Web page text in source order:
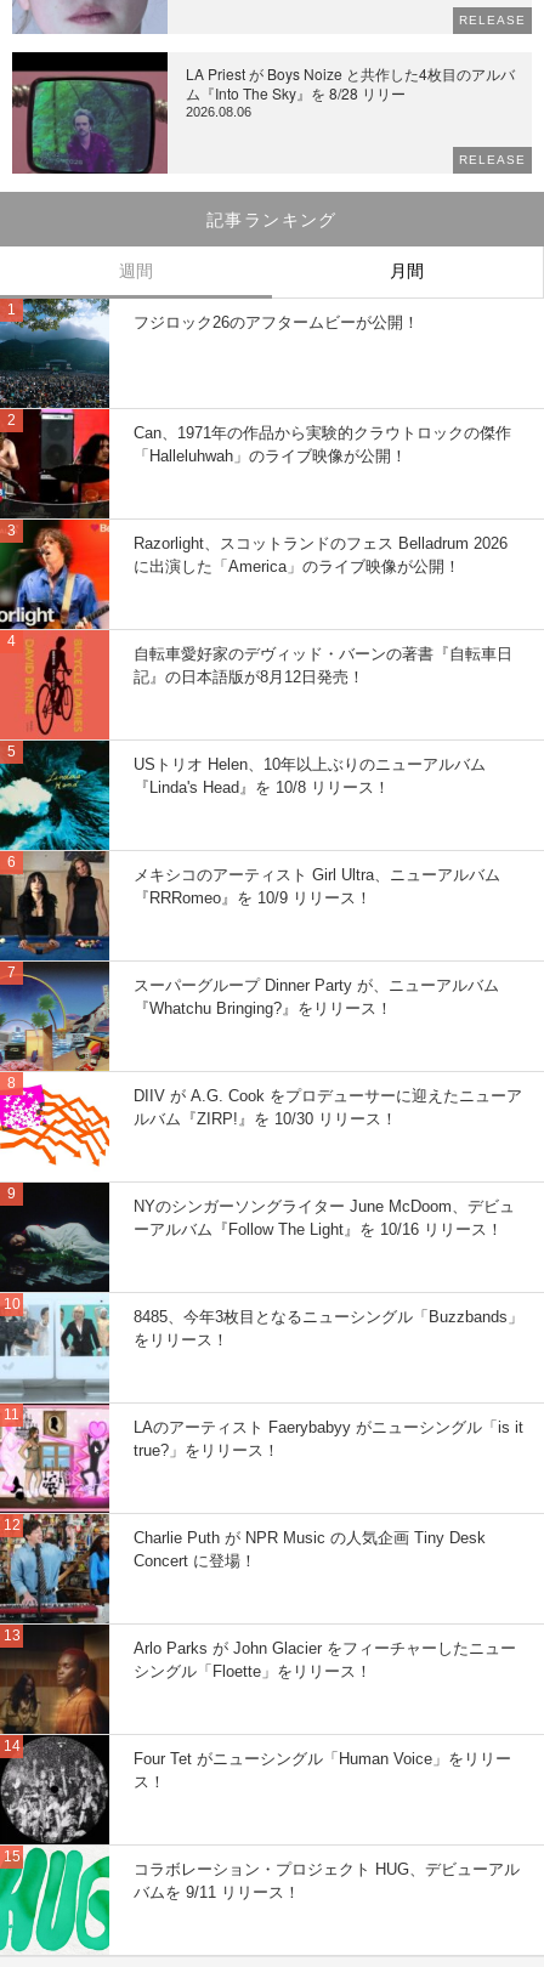
RELEASE
LA Priest が Boys Noize と共作した4枚目のアルバ
ム『Into The Sky』を 8/28 リリー
2026.08.06
RELEASE
記事ランキング
週間 月間
フジロック26のアフタームビーが公開！
Can、1971年の作品から実験的クラウトロックの傑作
「Halleluhwah」のライブ映像が公開！
Razorlight、スコットランドのフェス Belladrum 2026
に出演した「America」のライブ映像が公開！
自転車愛好家のデヴィッド・バーンの著書『自転車日
記』の日本語版が8月12日発売！
USトリオ Helen、10年以上ぶりのニューアルバム
『Linda's Head』を 10/8 リリース！
メキシコのアーティスト Girl Ultra、ニューアルバム
『RRRomeo』を 10/9 リリース！
スーパーグループ Dinner Party が、ニューアルバム
『Whatchu Bringing?』をリリース！
DIIV が A.G. Cook をプロデューサーに迎えたニューア
ルバム『ZIRP!』を 10/30 リリース！
NYのシンガーソングライター June McDoom、デビュ
ーアルバム『Follow The Light』を 10/16 リリース！
8485、今年3枚目となるニューシングル「Buzzbands」
をリリース！
LAのアーティスト Faerybabyy がニューシングル「is it
true?」をリリース！
Charlie Puth が NPR Music の人気企画 Tiny Desk
Concert に登場！
Arlo Parks が John Glacier をフィーチャーしたニュー
シングル「Floette」をリリース！
Four Tet がニューシングル「Human Voice」をリリー
ス！
コラボレーション・プロジェクト HUG、デビューアル
バムを 9/11 リリース！